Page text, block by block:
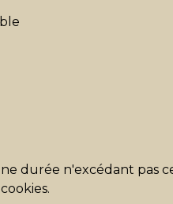
durée n'excédant pas